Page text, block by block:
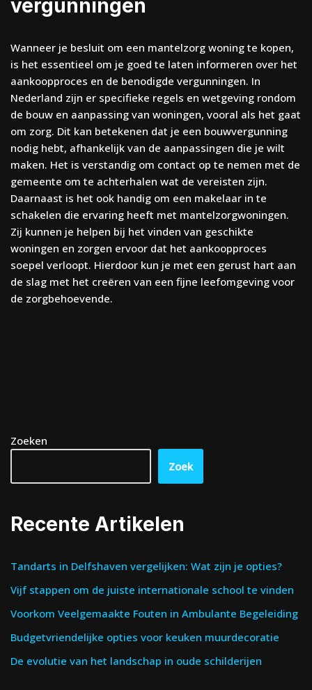
vergunningen
Wanneer je besluit om een mantelzorg woning te kopen,
is het essentieel om je goed te laten informeren over het
aankoopproces en de benodigde vergunningen. In
Nederland zijn er specifieke regels en wetgeving rondom
de bouw en aanpassing van woningen, vooral als het gaat
om zorg. Dit kan betekenen dat je een bouwvergunning
nodig hebt, afhankelijk van de aanpassingen die je wilt
maken. Het is verstandig om contact op te nemen met de
gemeente om te achterhalen wat de vereisten zijn.
Daarnaast is het ook handig om een makelaar in te
schakelen die ervaring heeft met mantelzorgwoningen.
Zij kunnen je helpen bij het vinden van geschikte
woningen en zorgen ervoor dat het aankoopproces
soepel verloopt. Hierdoor kun je met een gerust hart aan
de slag met het creëren van een fijne leefomgeving voor
de zorgbehoevende.
Zoeken
Zoek
Recente Artikelen
Tandarts in Delfshaven vergelijken: Wat zijn je opties?
Vijf stappen om de juiste internationale school te vinden
Voorkom Veelgemaakte Fouten in Ambulante Begeleiding
Budgetvriendelijke opties voor keuken muurdecoratie
De evolutie van het landschap in oude schilderijen